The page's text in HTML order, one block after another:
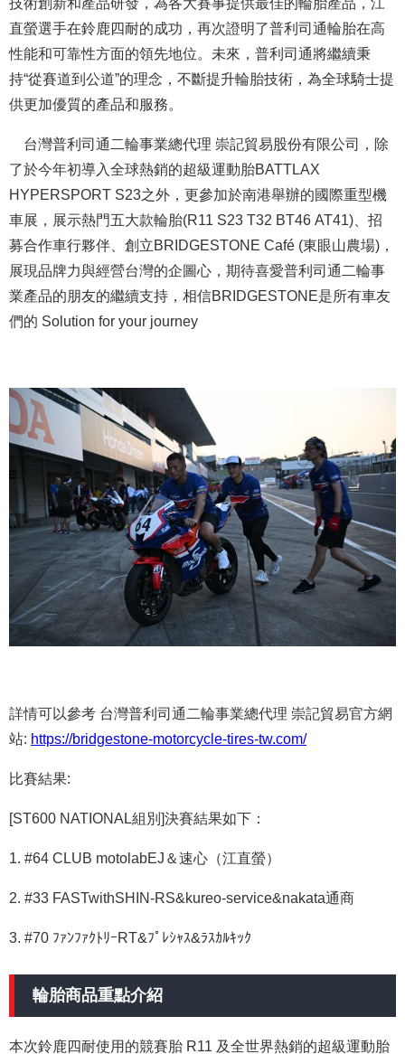
技術創新和產品研發，為各大賽事提供最佳的輪胎產品，江
直螢選手在鈴鹿四耐的成功，再次證明了普利司通輪胎在高
性能和可靠性方面的領先地位。未來，普利司通將繼續秉
持“從賽道到公道”的理念，不斷提升輪胎技術，為全球騎士提
供更加優質的產品和服務。
台灣普利司通二輪事業總代理 崇記貿易股份有限公司，除
了於今年初導入全球熱銷的超級運動胎BATTLAX
HYPERSPORT S23之外，更參加於南港舉辦的國際重型機
車展，展示熱門五大款輪胎(R11 S23 T32 BT46 AT41)、招
募合作車行夥伴、創立BRIDGESTONE Café (東眼山農場)，
展現品牌力與經營台灣的企圖心，期待喜愛普利司通二輪事
業產品的朋友的繼續支持，相信BRIDGESTONE是所有車友
們的 Solution for your journey
詳情可以參考 台灣普利司通二輪事業總代理 崇記貿易官方網
站: https://bridgestone-motorcycle-tires-tw.com/
比賽結果:
[ST600 NATIONAL組別]決賽結果如下：
1. #64 CLUB motolabEJ＆速心（江直螢）
2. #33 FASTwithSHIN-RS&kureo-service&nakata通商
3. #70 ﾌｧﾝﾌｧｸﾄﾘｰRT&ﾌﾟﾚｼｬｽ&ﾗｽｶﾙｷｯｸ
輪胎商品重點介紹
本次鈴鹿四耐使用的競賽胎 R11 及全世界熱銷的超級運動胎